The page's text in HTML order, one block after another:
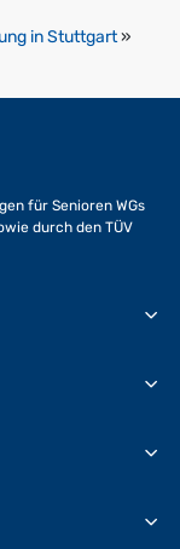
in Stuttgart»
für Senioren WGs
durch den TÜV